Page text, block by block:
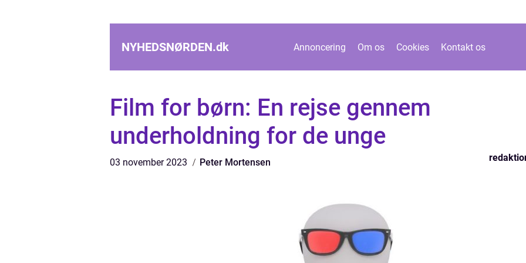
NYHEDSNØRDEN.dk Annoncering Om os Cookies Kontakt os
Film for børn: En rejse gennem
underholdning for de unge
03 november 2023 Peter Mortensen